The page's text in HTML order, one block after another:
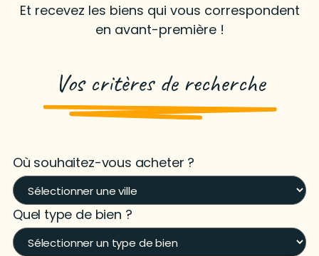
Et recevez les biens qui vous correspondent
en avant-première !
Vos critères de recherche
Où souhaitez-vous acheter ?
Quel type de bien ?